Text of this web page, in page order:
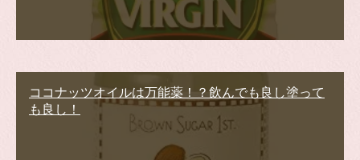
ココナッツオイルは万能薬！？飲んでも良し塗って
も良し！